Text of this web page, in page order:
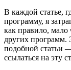
В каждой статье,
программу, я
как правило, мало
других программ.
подобной статьи
ссылаться на эту